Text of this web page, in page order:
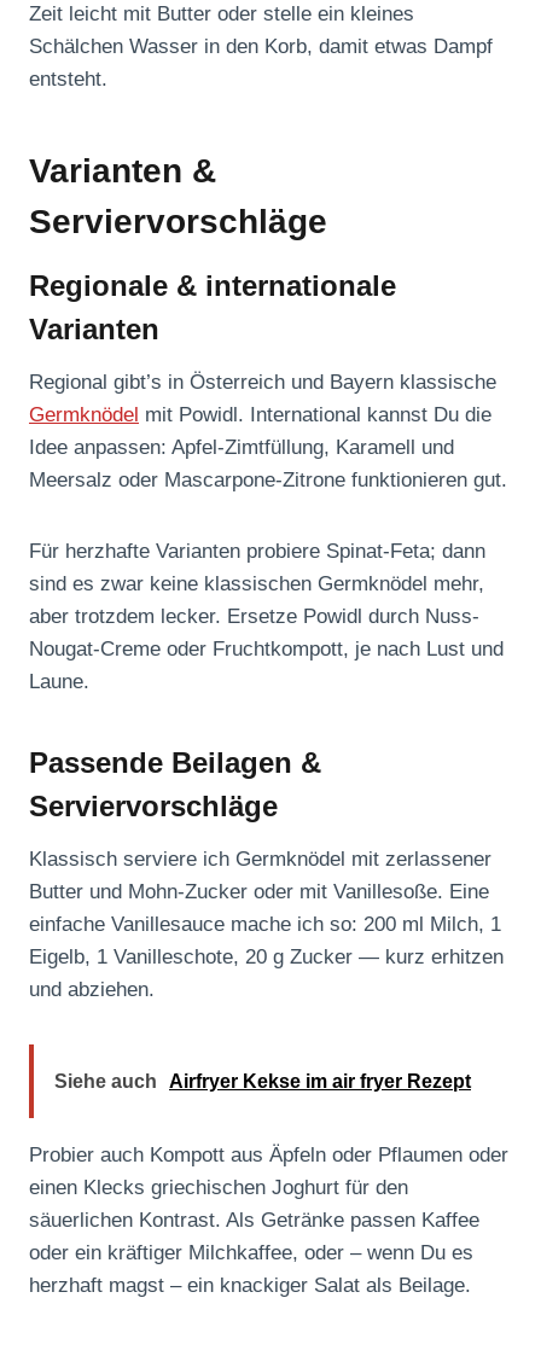
Zeit leicht mit Butter oder stelle ein kleines
Schälchen Wasser in den Korb, damit etwas Dampf
entsteht.
Varianten &
Serviervorschläge
Regionale & internationale
Varianten
Regional gibt’s in Österreich und Bayern klassische
Germknödel mit Powidl. International kannst Du die
Idee anpassen: Apfel-Zimtfüllung, Karamell und
Meersalz oder Mascarpone-Zitrone funktionieren gut.
Für herzhafte Varianten probiere Spinat-Feta; dann
sind es zwar keine klassischen Germknödel mehr,
aber trotzdem lecker. Ersetze Powidl durch Nuss-
Nougat-Creme oder Fruchtkompott, je nach Lust und
Laune.
Passende Beilagen &
Serviervorschläge
Klassisch serviere ich Germknödel mit zerlassener
Butter und Mohn-Zucker oder mit Vanillesoße. Eine
einfache Vanillesauce mache ich so: 200 ml Milch, 1
Eigelb, 1 Vanilleschote, 20 g Zucker — kurz erhitzen
und abziehen.
Siehe auch Airfryer Kekse im air fryer Rezept
Probier auch Kompott aus Äpfeln oder Pflaumen oder
einen Klecks griechischen Joghurt für den
säuerlichen Kontrast. Als Getränke passen Kaffee
oder ein kräftiger Milchkaffee, oder – wenn Du es
herzhaft magst – ein knackiger Salat als Beilage.